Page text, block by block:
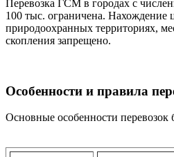
Перевозка ГСМ в городах с
100 тыс. ограничена. Нахождение
природоохранных территориях,
скопления запрещено.
Особенности и правила
Основные особенности перевозок